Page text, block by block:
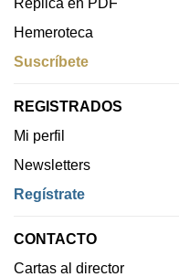
Hemeroteca
Suscríbete
REGISTRADOS
Mi perfil
Newsletters
Regístrate
CONTACTO
Cartas al director